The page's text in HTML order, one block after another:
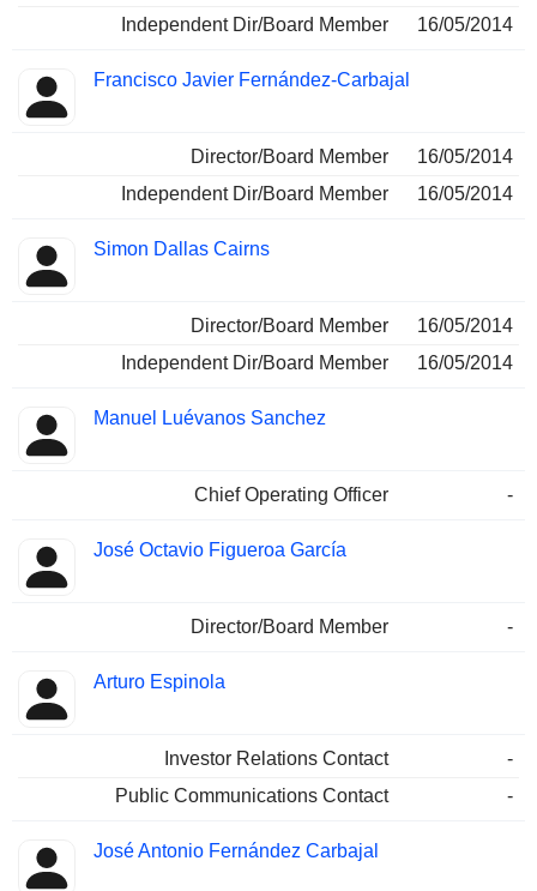
Independent Dir/Board Member
16/05/2014
Francisco Javier Fernández-Carbajal
Director/Board Member
16/05/2014
Independent Dir/Board Member
16/05/2014
Simon Dallas Cairns
Director/Board Member
16/05/2014
Independent Dir/Board Member
16/05/2014
Manuel Luévanos Sanchez
Chief Operating Officer -
José Octavio Figueroa García
Director/Board Member -
Arturo Espinola
Investor Relations Contact
-
Public Communications Contact
-
José Antonio Fernández Carbajal